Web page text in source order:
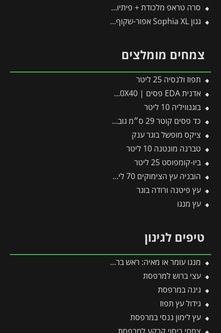
סרה טראפ מלכודת + פיתיון לזבוב הפירות
גגון Sophia XL אפור-שקוף 1.4X6.6 עיצוב מודרני מבית פלרם – Canopia
צמחים מומלצים
תפוז ולנסיה 25 ליטר
אדנית EDA פסים | 100X40X40 ס"מ | אפור כהה
בוגנוויליה 10 ליטר
כד פסים קוטר 29 ס״מ גובה 29 ס״מ אפור כהה
ציקס מופשל בוגר ענק
טברנה מונטנה 10 ליטר
ביו-קומפוסט 25 ליטר
הובניה עץ הצימוקים 70 ליטר
עץ פיטנה ורודה בוגר
עץ מנגו
טיפים לגינון
מנגו עומר או מאיה: ראש בראש – מי מהם עדיף לגדל בגינה?
עצי ברוש למרפסת
גינה במרפסת
גידול עץ תפוז
עץ לימון ננסי במרפסת